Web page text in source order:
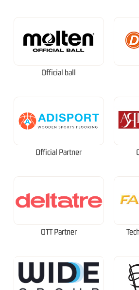
Official ball
Official Partner
OTT Partner